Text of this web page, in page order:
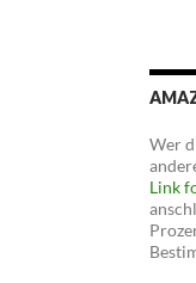
Wer
Link